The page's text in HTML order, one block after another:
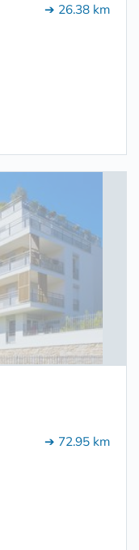
➔ 26.38 km
➔ 72.95 km